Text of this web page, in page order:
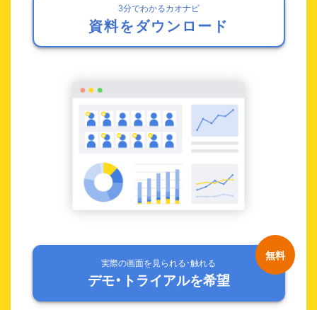
3分でわかるカオナビ
資料をダウンロード
実際の画面を見られる・触れる
デモ・トライアルを希望